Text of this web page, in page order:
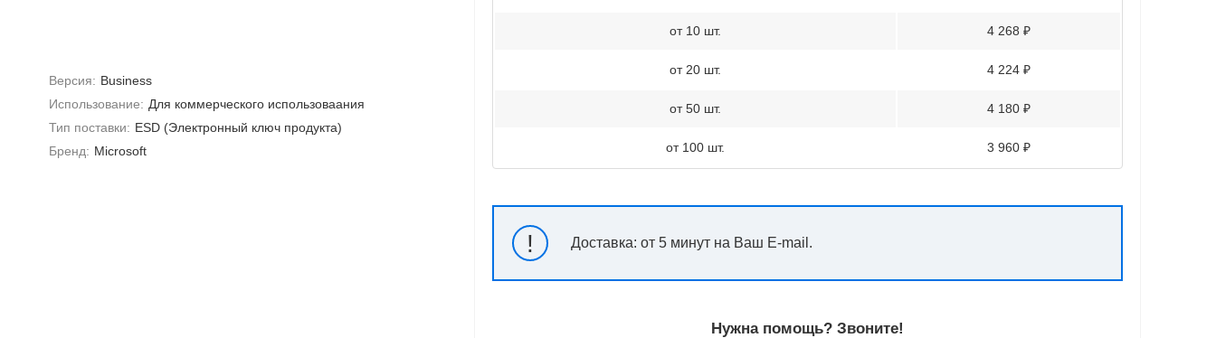
Версия: Business
Использование: Для коммерческого использоваания
Тип поставки: ESD (Электронный ключ продукта)
Бренд: Microsoft
от 10 шт. 4 268 ₽
от 20 шт. 4 224 ₽
от 50 шт. 4 180 ₽
от 100 шт. 3 960 ₽
! Доставка: от 5 минут на Ваш E-mail.
Нужна помощь? Звоните!